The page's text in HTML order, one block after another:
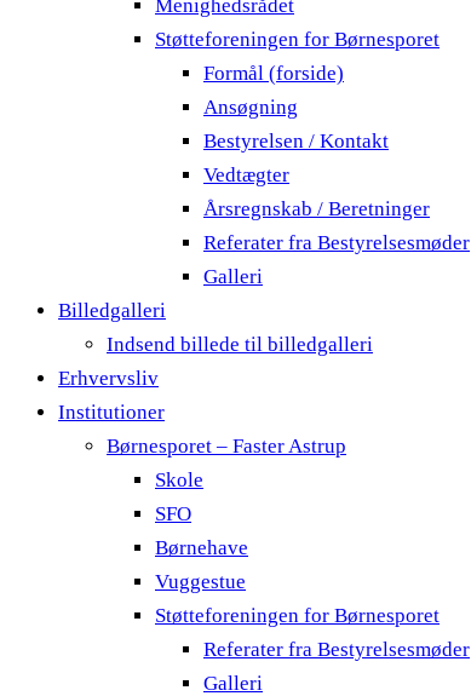
Menighedsrådet
Støtteforeningen for Børnesporet
Formål (forside)
Ansøgning
Bestyrelsen / Kontakt
Vedtægter
Årsregnskab / Beretninger
Referater fra Bestyrelsesmøder
Galleri
Billedgalleri
Indsend billede til billedgalleri
Erhvervsliv
Institutioner
Børnesporet – Faster Astrup
Skole
SFO
Børnehave
Vuggestue
Støtteforeningen for Børnesporet
Referater fra Bestyrelsesmøder
Galleri